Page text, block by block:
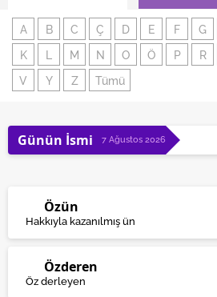
A B C Ç D E F G
K
M N O Ö P R
V
Y Z Tümü
Günün İsmi 7 Ağustos 2026
Özün
Hakkıyla kazanılmış ün
Özderen
Öz derleyen